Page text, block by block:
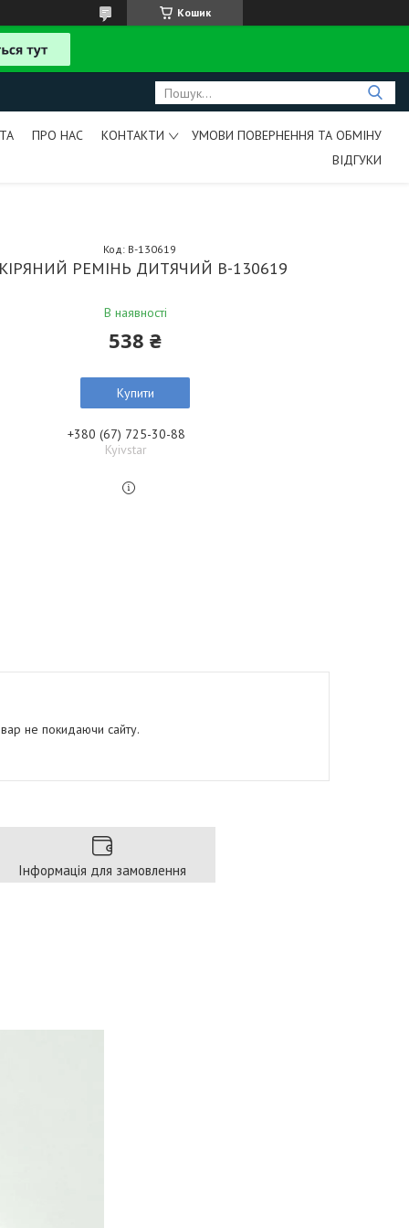
Кошик
ПРО НАС КОНТАКТИ
УМОВИ ПОВЕРНЕННЯ ТА ОБМІНУ
ВІДГУКИ
РЕМІНЬ ДИТЯЧИЙ B-130619
В наявності
Код: B-130619
538 ₴
Купити
+380 (67) 725-30-88
Kyivstar
не покидаючи сайту.
Інформація для замовлення